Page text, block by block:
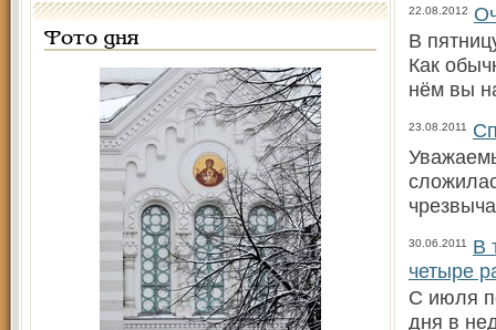
Фото дня
22.08.2012
В
Как
нём вы
23.08.2011
30.06.2011
В
четыре
С июля
дня в